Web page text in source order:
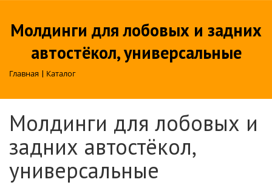
Молдинги для лобовых и задних
автостёкол, универсальные
Главная | Каталог
Молдинги для лобовых и
задних автостёкол,
универсальные